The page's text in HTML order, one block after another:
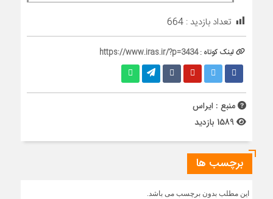
تعداد بازدید : 664
لینک کوتاه :https://www.iras.ir/?p=3434
منبع : ایراس
برچسب ها
این مطلب بدون برچسب می باشد.